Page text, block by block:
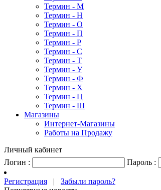
Термин - М
Термин - Н
Термин - О
Термин - П
Термин - Р
Термин - С
Термин - Т
Термин - У
Термин - Ф
Термин - Х
Термин - Ц
Термин - Ш
Магазины
Интернет-Магазины
Работы на Продажу
Личный кабинет
Логин :
Пароль :
Регистрация | Забыли пароль?